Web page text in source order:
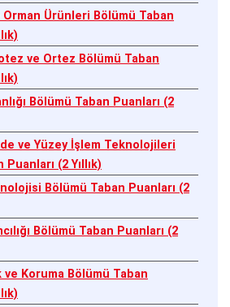
Orman Ürünleri Bölümü Taban
ve Ortez Bölümü Taban
Bölümü Taban Puanları (2
ve Yüzey İşlem Teknolojileri
(2 Yıllık)
Bölümü Taban Puanları (2
Bölümü Taban Puanları (2
ve Koruma Bölümü Taban